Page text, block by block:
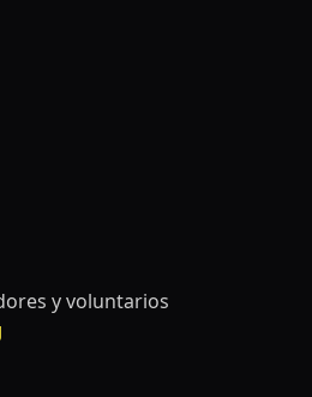
y voluntarios